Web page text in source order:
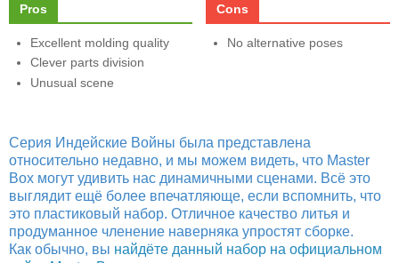
Pros
Excellent molding quality
Clever parts division
Unusual scene
Cons
No alternative poses
Серия Индейские Войны была представлена
относительно недавно, и мы можем видеть, что Master
Box могут удивить нас динамичными сценами. Всё это
выглядит ещё более впечатляюще, если вспомнить, что
это пластиковый набор. Отличное качество литья и
продуманное членение наверняка упростят сборке.
Как обычно, вы найдёте данный набор на официальном